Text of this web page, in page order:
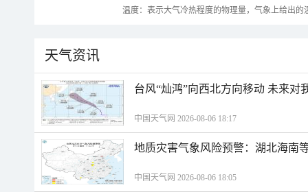
温度：表示大气冷热程度的物理量，气象上给出
天气资讯
台风“灿鸿”向西北方向移动 未来对
中国天气网 2026-08-06 18:17
地质灾害气象风险预警：湖北海南
中国天气网 2026-08-06 18:05